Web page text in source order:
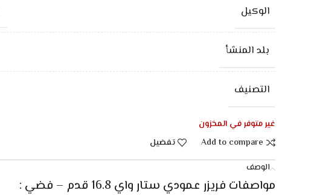
الوكيل
بلد المنشأ
التصنيف
غير متوفر في المخزون
Add to compare
تفضيل
الوصف
مواصفات فريزر عمودي ستار واي 16.8 قدم – فضي :